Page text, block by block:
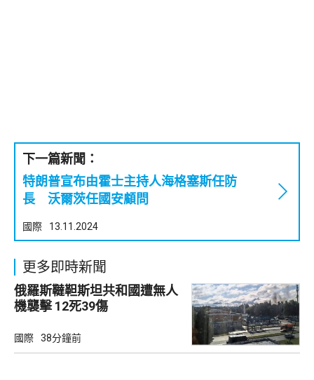
下一篇新聞：
特朗普宣布由霍士主持人海格塞斯任防
長 沃爾茨任國安顧問
國際 13.11.2024
更多即時新聞
俄羅斯韃靼斯坦共和國遭無人
機襲擊 12死39傷
國際 38分鐘前